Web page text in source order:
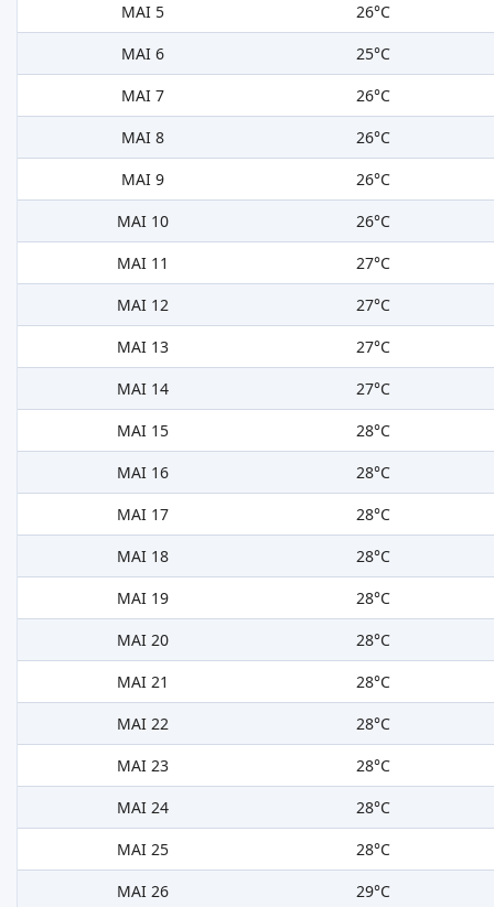
MAI 5
26°C
MAI 6
25°C
MAI 7
26°C
MAI 8
26°C
MAI 9
26°C
MAI 10
26°C
MAI 11
27°C
MAI 12
27°C
MAI 13
27°C
MAI 14
27°C
MAI 15
28°C
MAI 16
28°C
MAI 17
28°C
MAI 18
28°C
MAI 19
28°C
MAI 20
28°C
MAI 21
28°C
MAI 22
28°C
MAI 23
28°C
MAI 24
28°C
MAI 25
28°C
MAI 26
29°C